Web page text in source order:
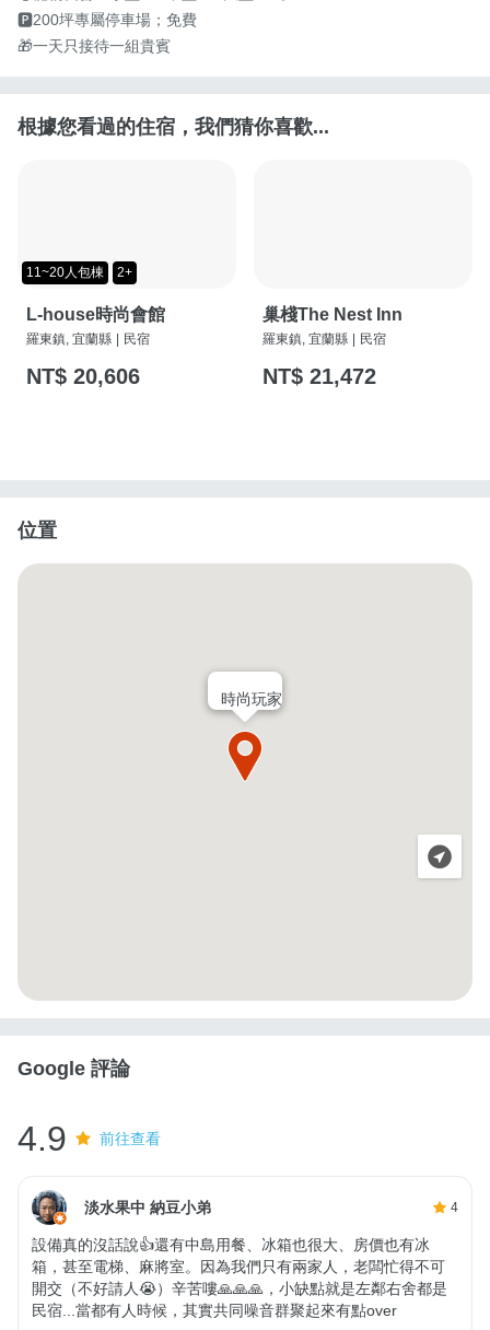
🅿️200坪專屬停車場；免費
🎁一天只接待一組貴賓
根據您看過的住宿，我們猜你喜歡...
11~20人包棟 2+
L-house時尚會館
羅東鎮, 宜蘭縣 民宿
NT$ 20,606
巢棧The Nest Inn
羅東鎮, 宜蘭縣 民宿
NT$ 21,472
位置
時尚玩家
Google 評論
4.9 前往查看
淡水果中 納豆小弟 4
設備真的沒話說👍還有中島用餐、冰箱也很大、房價也有冰
箱，甚至電梯、麻將室。因為我們只有兩家人，老闆忙得不可
開交（不好請人😭）辛苦嘍🙏🙏🙏，小缺點就是左鄰右舍都是
民宿...當都有人時候，其實共同噪音群聚起來有點over